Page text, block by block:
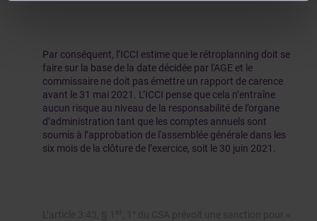
Par conséquent, l’ICCI estime que le rétroplanning doit se
faire sur la base de la date décidée par l'AGE et le
commissaire ne doit pas émettre un rapport de carence
avant le 31 mai 2021. L’ICCI pense que cela n’entraîne
aucun risque au niveau de la responsabilité de l’organe
d’administration tant que les comptes annuels sont
soumis à l’approbation de l'assemblée générale dans les
six mois de la clôture de l’exercice, soit le 30 juin 2021.
L’article 3:43, § 1 er
, 1° du CSA prévoit une sanction pour «